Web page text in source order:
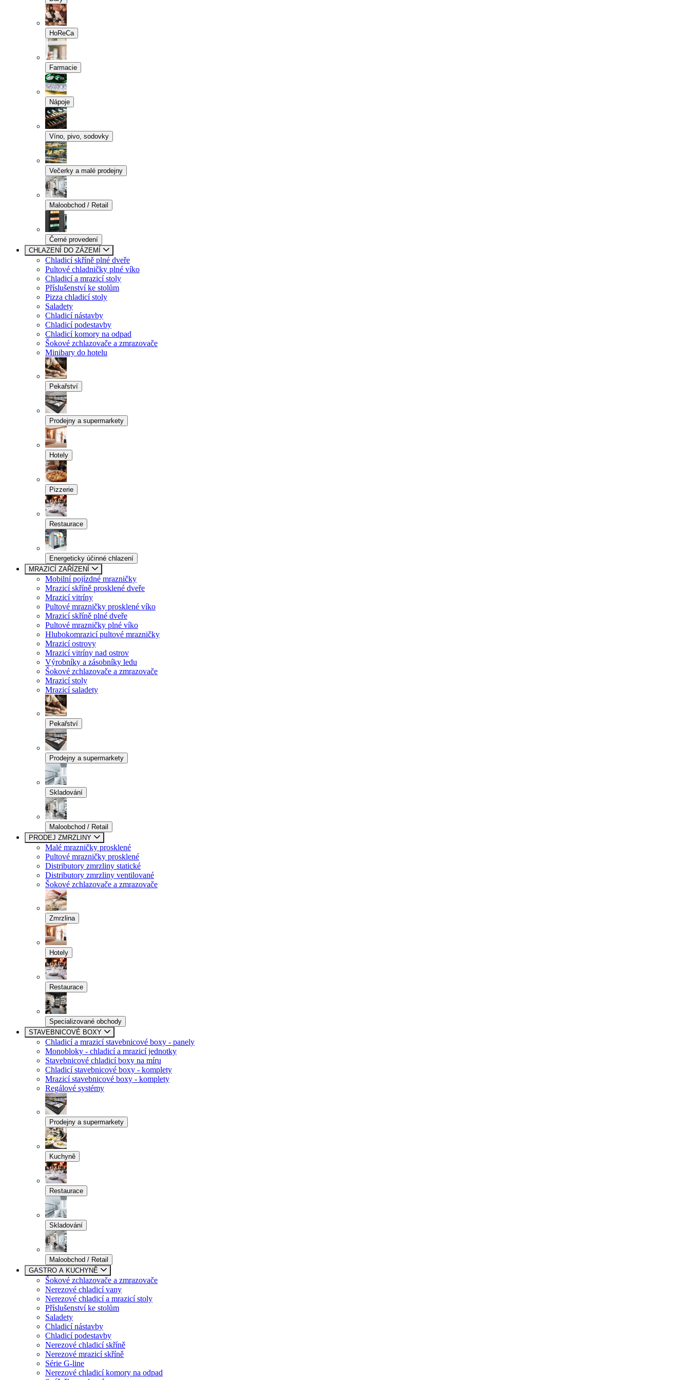
HoReCa
Farmacie
Nápoje
Víno, pivo, sodovky
Večerky a malé prodejny
Maloobchod / Retail
Černé provedení
CHLAZENÍ DO ZÁZEMÍ
Chladicí skříně plné dveře
Pultové chladničky plné víko
Chladicí a mrazicí stoly
Příslušenství ke stolům
Pizza chladicí stoly
Saladety
Chladicí nástavby
Chladicí podestavby
Chladicí komory na odpad
Šokové zchlazovače a zmrazovače
Minibary do hotelu
Pekařství
Prodejny a supermarkety
Hotely
Pizzerie
Restaurace
Energeticky účinné chlazení
MRAZICÍ ZAŘÍZENÍ
Mobilní pojízdné mrazničky
Mrazicí skříně prosklené dveře
Mrazicí vitríny
Pultové mrazničky prosklené víko
Mrazicí skříně plné dveře
Pultové mrazničky plné víko
Hlubokomrazicí pultové mrazničky
Mrazicí ostrovy
Mrazicí vitríny nad ostrov
Výrobníky a zásobníky ledu
Šokové zchlazovače a zmrazovače
Mrazicí stoly
Mrazicí saladety
Pekařství
Prodejny a supermarkety
Skladování
Maloobchod / Retail
PRODEJ ZMRZLINY
Malé mrazničky prosklené
Pultové mrazničky prosklené
Distributory zmrzliny statické
Distributory zmrzliny ventilované
Šokové zchlazovače a zmrazovače
Zmrzlina
Hotely
Restaurace
Specializované obchody
STAVEBNICOVÉ BOXY
Chladicí a mrazicí stavebnicové boxy - panely
Monobloky - chladicí a mrazicí jednotky
Stavebnicové chladicí boxy na míru
Chladicí stavebnicové boxy - komplety
Mrazicí stavebnicové boxy - komplety
Regálové systémy
Prodejny a supermarkety
Kuchyně
Restaurace
Skladování
Maloobchod / Retail
GASTRO A KUCHYNĚ
Šokové zchlazovače a zmrazovače
Nerezové chladicí vany
Nerezové chladicí a mrazicí stoly
Příslušenství ke stolům
Saladety
Chladicí nástavby
Chladicí podestavby
Nerezové chladicí skříně
Nerezové mrazicí skříně
Série G-line
Nerezové chladicí komory na odpad